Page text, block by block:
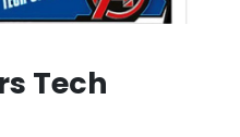
Tech